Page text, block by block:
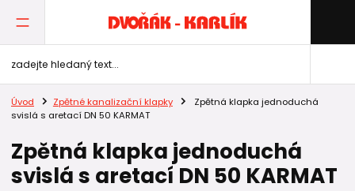
Úvod Zpětné kanalizační klapky
Zpětná klapka jednoduchá
svislá s aretací DN 50 KARMAT
Zpětná klapka jednoduchá
svislá s aretací DN 50 KARMAT